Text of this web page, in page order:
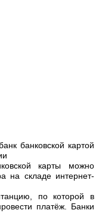
банковской картой
карты можно
на складе интернет-
по которой в
платёж. Банки